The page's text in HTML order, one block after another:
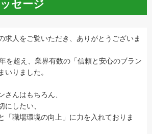
セージ
求人をご覧いただき、ありがとうございま
を超え、業界有数の「信頼と安心のブラン
いりました。
さんはもちろん、
にしたい、
「職場環境の向上」に力を入れておりま